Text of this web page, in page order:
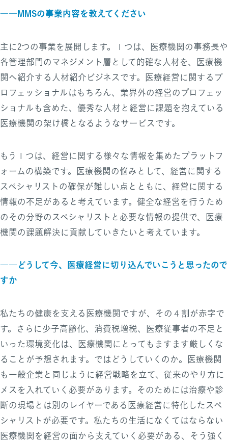
――MMSの事業内容を教えてください
主に2つの事業を展開します。１つは、医療機関の事務長や
各管理部門のマネジメント層として的確な人材を、医療機
関へ紹介する人材紹介ビジネスです。医療経営に関するプ
ロフェッショナルはもちろん、業界外の経営のプロフェッ
ショナルも含めた、優秀な人材と経営に課題を抱えている
医療機関の架け橋となるようなサービスです。
もう１つは、経営に関する様々な情報を集めたプラットフ
ォームの構築です。医療機関の悩みとして、経営に関する
スペシャリストの確保が難しい点とともに、経営に関する
情報の不足があると考えています。健全な経営を行うため
のその分野のスペシャリストと必要な情報の提供で、医療
機関の課題解決に貢献していきたいと考えています。
――どうして今、医療経営に切り込んでいこうと思ったので
すか
私たちの健康を支える医療機関ですが、その４割が赤字で
す。さらに少子高齢化、消費税増税、医療従事者の不足と
いった環境変化は、医療機関にとってもますます厳しくな
ることが予想されます。ではどうしていくのか。医療機関
も一般企業と同じように経営戦略を立て、従来のやり方に
メスを入れていく必要があります。そのためには治療や診
断の現場とは別のレイヤーである医療経営に特化したスペ
シャリストが必要です。私たちの生活になくてはならない
医療機関を経営の面から支えていく必要がある、そう強く